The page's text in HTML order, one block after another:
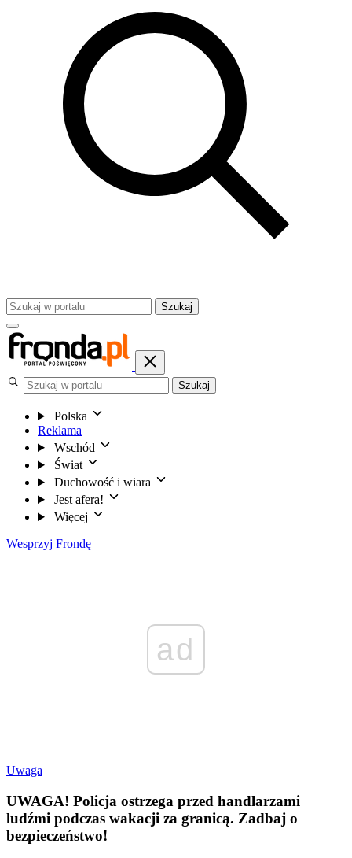
Szukaj
Szukaj
Polska
Reklama
Wschód
Świat
Duchowość i wiara
Jest afera!
Więcej
Wesprzyj Frondę
ad
Uwaga
UWAGA! Policja ostrzega przed handlarzami
ludźmi podczas wakacji za granicą. Zadbaj o
bezpieczeństwo!